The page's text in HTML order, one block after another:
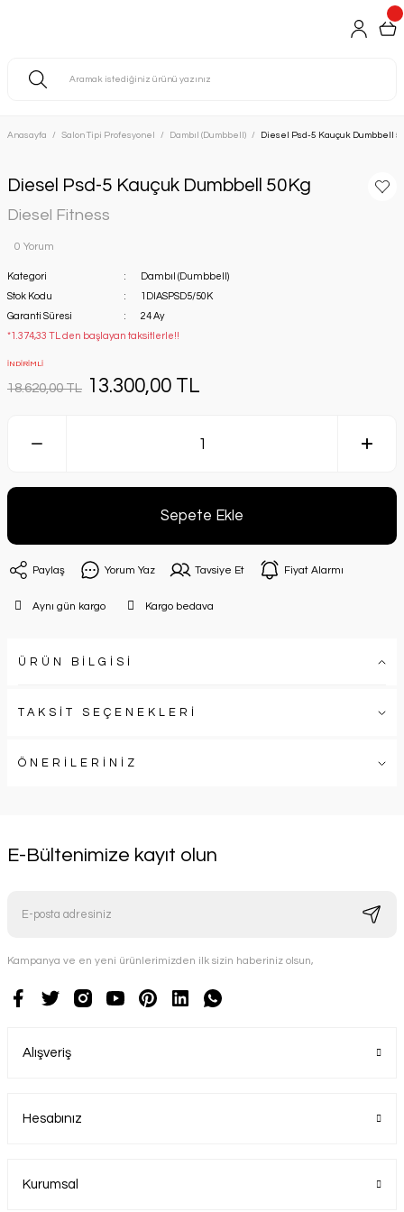
Anasayfa Salon Tipi Profesyonel Dambıl (Dumbbell) Diesel Psd-5 Kauçuk Dumbbell
Diesel Psd-5 Kauçuk Dumbbell 50Kg
Diesel Fitness
0 Yorum
Kategori
Dambıl (Dumbbell)
Stok Kodu
1DIASPSD5/50K
Garanti Süresi
24 Ay
*1.374,33 TL den başlayan taksitlerle!!
İNDİRİMLİ
18.620,00 TL 13.300,00 TL
Sepete Ekle
Paylaş Yorum Yaz Tavsiye Et Fiyat Alarmı
Aynı gün kargo Kargo bedava
ÜRÜN BİLGİSİ
TAKSİT SEÇENEKLERİ
ÖNERİLERİNİZ
E-Bültenimize kayıt olun
Kampanya ve en yeni ürünlerimizden ilk sizin haberiniz olsun,
Alışveriş
Hesabınız
Kurumsal